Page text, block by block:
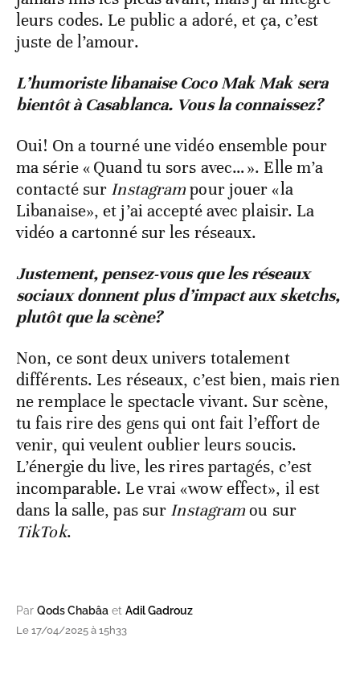
leurs codes. Le public a adoré, et ça, c’est
juste de l’amour.
L’humoriste libanaise Coco Mak Mak sera
bientôt à Casablanca. Vous la connaissez?
Oui! On a tourné une vidéo ensemble pour
ma série « Quand tu sors avec… ». Elle m’a
contacté sur Instagrampour jouer «la
Libanaise», et j’ai accepté avec plaisir. La
vidéo a cartonné sur les réseaux.
Justement, pensez-vous que les réseaux
sociaux donnent plus d’impact aux sketchs,
plutôt que la scène?
Non, ce sont deux univers totalement
différents. Les réseaux, c’est bien, mais rien
ne remplace le spectacle vivant. Sur scène,
tu fais rire des gens qui ont fait l’effort de
venir, qui veulent oublier leurs soucis.
L’énergie du live, les rires partagés, c’est
incomparable. Le vrai «wow effect», il est
dans la salle, pas sur Instagramou sur
TikTok.
Par Qods Chabâa et Adil Gadrouz
Le 17/04/2025 à 15h33